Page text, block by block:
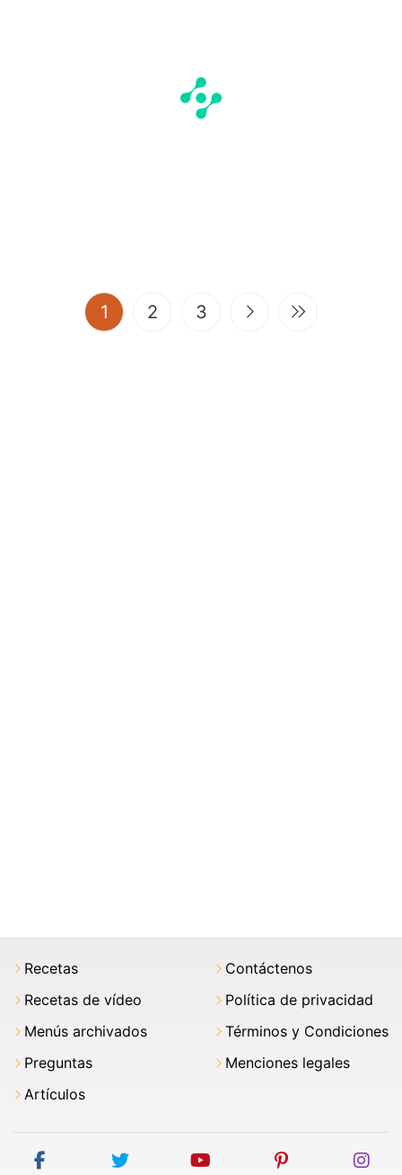
1 (current)
2 3
Recetas
Recetas de vídeo
Menús archivados
Preguntas
Artículos
Contáctenos
Política de privacidad
Términos y Condiciones
Menciones legales
facebook twitter youtube pinterest